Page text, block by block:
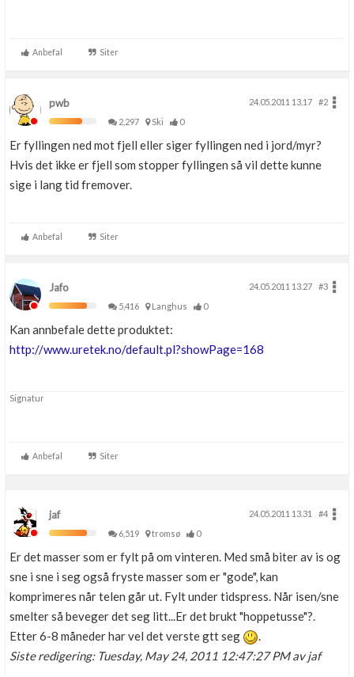
Anbefal Siter
pwb 24.05.2011 13.17
#2
2,297
Ski 0
Er fyllingen ned mot fjell eller siger fyllingen ned i jord/myr?
Hvis det ikke er fjell som stopper fyllingen så vil dette kunne
sige i lang tid fremover.
Anbefal Siter
Jafo 24.05.2011 13.27
#3
5,416
Langhus 0
Kan annbefale dette produktet:
http://www.uretek.no/default.pl?showPage=168
Signatur
Anbefal Siter
jaf 24.05.2011 13.31
#4
6,519
tromsø 0
Er det masser som er fylt på om vinteren. Med små biter av is og
sne i sne i seg også fryste masser som er "gode", kan
komprimeres når telen går ut. Fylt under tidspress. Når isen/sne
smelter så beveger det seg litt...Er det brukt "hoppetusse"?.
Etter 6-8 måneder har vel det verste gtt seg
.
Siste redigering: Tuesday, May 24, 2011 12:47:27 PM av jaf